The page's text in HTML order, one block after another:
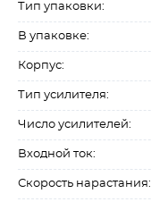
Тип упаковки:
В упаковке:
Корпус:
Тип усилителя:
Число усилителей:
Входной ток:
Скорость нарастания: